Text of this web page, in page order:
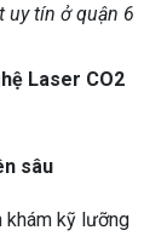
uy tín ở quận 6
Laser CO2
sâu
khám kỹ lưỡng